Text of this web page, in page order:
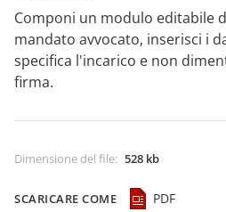
Componi un modulo editabile
mandato avvocato, inserisci i
specifica l'incarico e non
firma.
Dimensione del file: 528 kb
SCARICARE COME PDF